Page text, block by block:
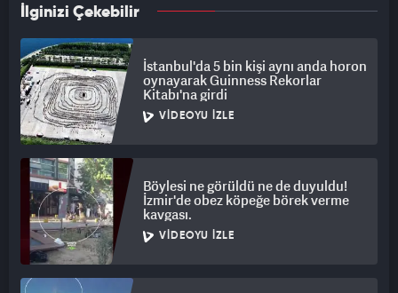
İlginizi Çekebilir
İstanbul'da 5 bin kişi aynı anda horon
oynayarak Guinness Rekorlar
Kitabı'na girdi
VIDEOYU İZLE
Böylesi ne görüldü ne de duyuldu!
İzmir'de obez köpeğe börek verme
kavgası.
VIDEOYU İZLE